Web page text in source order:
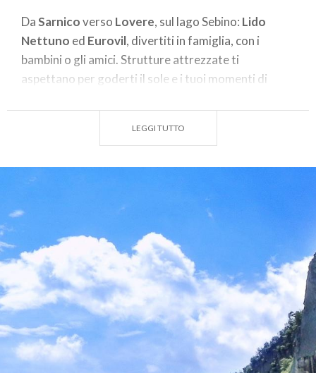
DaSarnicoverso Lovere, sul lago Sebino: Lido
Nettuno ed Eurovil, divertiti in famiglia, con i
bambini o gli amici. Strutture attrezzate ti
aspettano per goderti il sole e i tuoi momenti di
Voglia di selvaggio? C’è il “Bogn” a Riva di Solto
l’orrido la cui parete rocciosa scende a picco nelle
profonde e pulite acque del lago. Il silenzio e un buon
libro come compagni perfetti!
Al
, rilassati tra rive e fitti canneti.
Senza mezzi a motore: barche a remi e pedalò sono
privilegiati per le attività di svago e di pesca. Potrai
facilmente noleggiarli in loco!
Goditi le rive vicino alle fresche e limpide acque del
, goditi l’aria fresca che scende dal
monte. Dalla famosa spiaggia del Costone a quelle
meno conosciute.
LEGGI TUTTO